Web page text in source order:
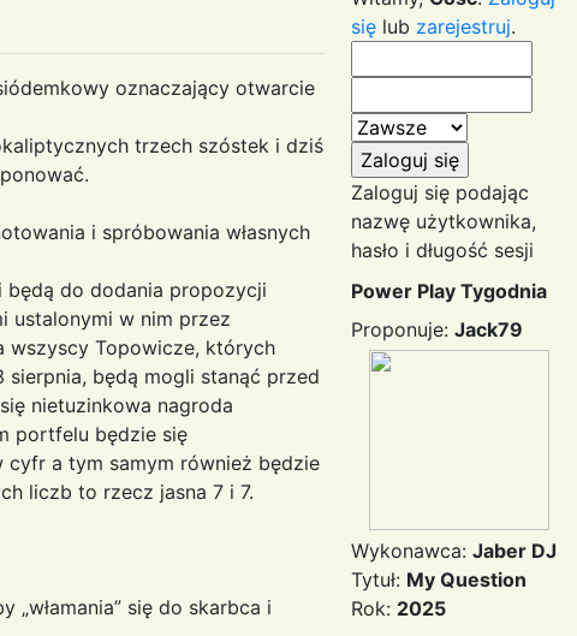
oznaczający otwarcie
trzech szóstek i dziś
i spróbowania własnych
będą do dodania propozycji
ustalonymi w nim przez
wszyscy Topowicze, których
będą mogli stanąć przed
nietuzinkowa nagroda
portfelu będzie się
a tym samym również będzie
liczb to rzecz jasna 7 i 7.
się do skarbca i
się lub zarejestruj.
Zaloguj się podając
nazwę użytkownika,
hasło i długość sesji
Power Play Tygodnia
Proponuje: Jack79
Wykonawca: Jaber DJ
Tytuł: My Question
Rok: 2025